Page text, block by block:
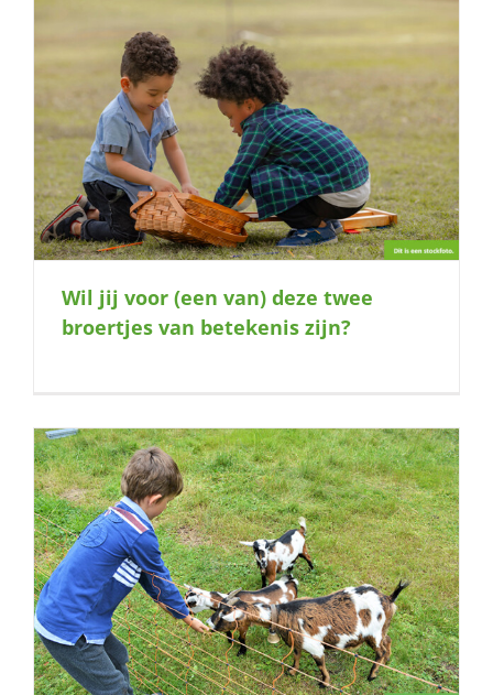
Wil jij voor (een van) deze twee
broertjes van betekenis zijn?